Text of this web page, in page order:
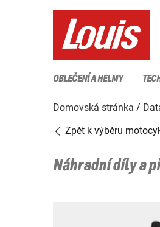
OBLEČENÍ A HELMY
Domovská stránka
Zpět k výběru
Náhradní díly a